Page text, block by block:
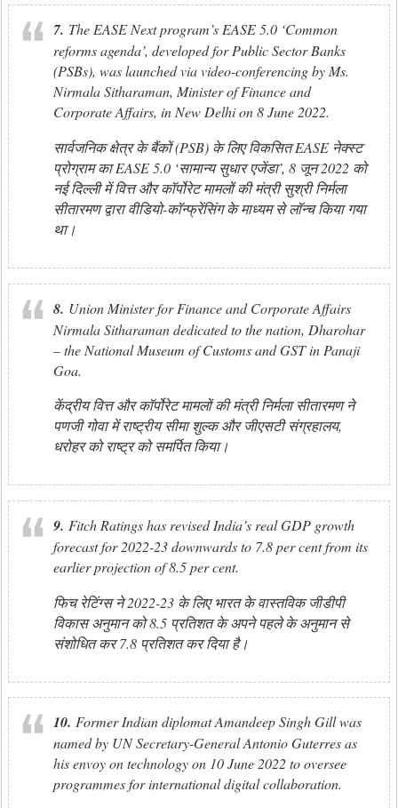
7. The EASE Next program’s EASE 5.0 ‘Common
reforms agenda’, developed for Public Sector Banks
(PSBs), was launched via video-conferencing by Ms.
Nirmala Sitharaman, Minister of Finance and
Corporate Affairs, in New Delhi on 8 June 2022.
सार्वजनिक क्षेत्र के बैंकों (PSB) के लिए विकसित EASE नेक्स्ट
प्रोग्राम का EASE 5.0 ‘सामान्य सुधार एजेंडा’, 8 जून 2022 को
नई दिल्ली में वित्त और कॉर्पोरेट मामलों की मंत्री सुश्री निर्मला
सीतारमण द्वारा वीडियो-कॉन्फ्रेंसिंग के माध्यम से लॉन्च किया गया
था।
8. Union Minister for Finance and Corporate Affairs
Nirmala Sitharaman dedicated to the nation, Dharohar
– the National Museum of Customs and GST in Panaji
Goa.
केंद्रीय वित्त और कॉर्पोरेट मामलों की मंत्री निर्मला सीतारमण ने
पणजी गोवा में राष्ट्रीय सीमा शुल्क और जीएसटी संग्रहालय,
धरोहर को राष्ट्र को समर्पित किया।
9. Fitch Ratings has revised India’s real GDP growth
forecast for 2022-23 downwards to 7.8 per cent from its
earlier projection of 8.5 per cent.
फिच रेटिंग्स ने 2022-23 के लिए भारत के वास्तविक जीडीपी
विकास अनुमान को 8.5 प्रतिशत के अपने पहले के अनुमान से
संशोधित कर 7.8 प्रतिशत कर दिया है।
10. Former Indian diplomat Amandeep Singh Gill was
named by UN Secretary-General Antonio Guterres as
his envoy on technology on 10 June 2022 to oversee
programmes for international digital collaboration.